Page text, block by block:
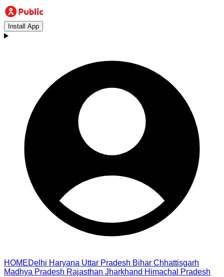
Install App
HOMEDelhi Haryana Uttar Pradesh Bihar Chhattisgarh
Madhya Pradesh Rajasthan Jharkhand Himachal Pradesh